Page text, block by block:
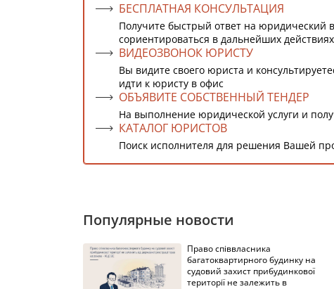
БЕСПЛАТНАЯ КОНСУЛЬТАЦИЯ
Получите быстрый ответ на
сориентироваться в дальнейших действиях
ВИДЕОЗВОНОК ЮРИСТУ
Вы видите своего юриста и
идти к юристу в офис
ОБЪЯВИТЕ СОБСТВЕННЫЙ ТЕНДЕР
На выполнение юридической услуги и
КАТАЛОГ ЮРИСТОВ
Поиск исполнителя для решения Вашей
Популярные новости
Право співвласника
багатоквартирного будинку на
судовий захист прибудинкової
території не залежить в